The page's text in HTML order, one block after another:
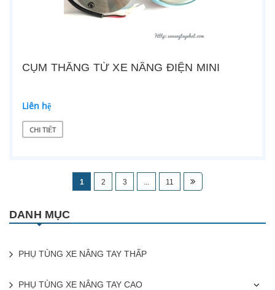
CỤM THẮNG TỪ XE NÂNG ĐIỆN MINI
Liên hệ
CHI TIẾT
1 2 3 ... 11
DANH MỤC
PHỤ TÙNG XE NÂNG TAY THẤP
PHỤ TÙNG XE NÂNG TAY CAO